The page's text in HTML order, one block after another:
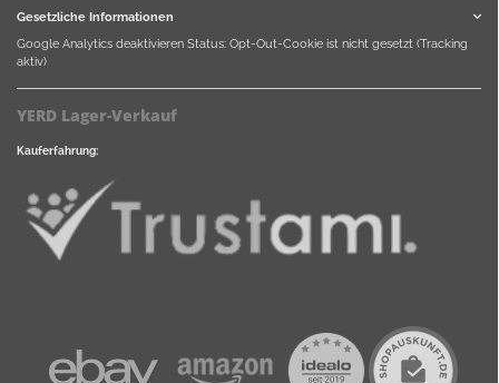
Gesetzliche Informationen
Google Analytics deaktivieren Status: Opt-Out-Cookie ist nicht gesetzt (Tracking
aktiv)
YERD Lager-Verkauf
Kauferfahrung: